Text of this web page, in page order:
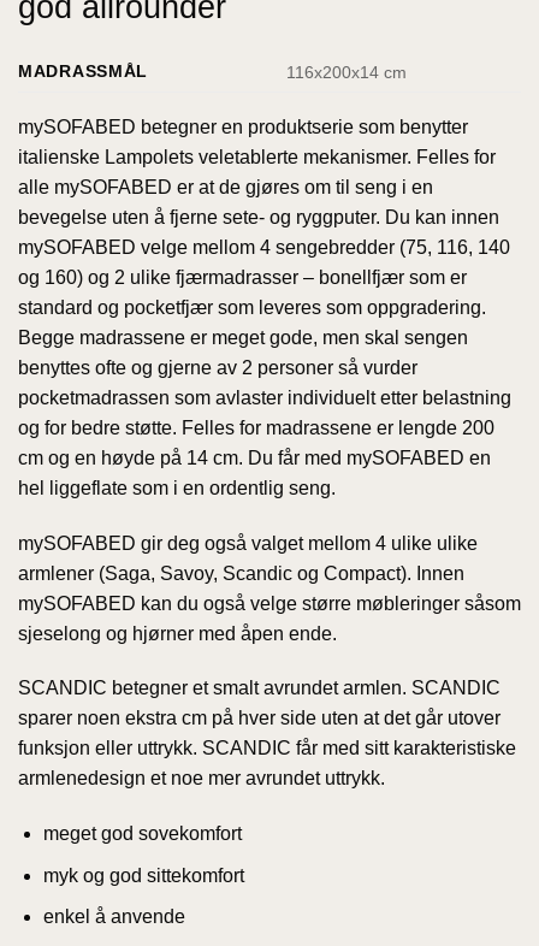
god allrounder
MADRASSMÅL 116x200x14 cm
mySOFABED betegner en produktserie som benytter
italienske Lampolets veletablerte mekanismer. Felles for
alle mySOFABED er at de gjøres om til seng i en
bevegelse uten å fjerne sete- og ryggputer. Du kan innen
mySOFABED velge mellom 4 sengebredder (75, 116, 140
og 160) og 2 ulike fjærmadrasser – bonellfjær som er
standard og pocketfjær som leveres som oppgradering.
Begge madrassene er meget gode, men skal sengen
benyttes ofte og gjerne av 2 personer så vurder
pocketmadrassen som avlaster individuelt etter belastning
og for bedre støtte. Felles for madrassene er lengde 200
cm og en høyde på 14 cm. Du får med mySOFABED en
hel liggeflate som i en ordentlig seng.
mySOFABED gir deg også valget mellom 4 ulike ulike
armlener (Saga, Savoy, Scandic og Compact). Innen
mySOFABED kan du også velge større møbleringer såsom
sjeselong og hjørner med åpen ende.
SCANDIC betegner et smalt avrundet armlen. SCANDIC
sparer noen ekstra cm på hver side uten at det går utover
funksjon eller uttrykk. SCANDIC får med sitt karakteristiske
armlenedesign et noe mer avrundet uttrykk.
meget god sovekomfort
myk og god sittekomfort
enkel å anvende